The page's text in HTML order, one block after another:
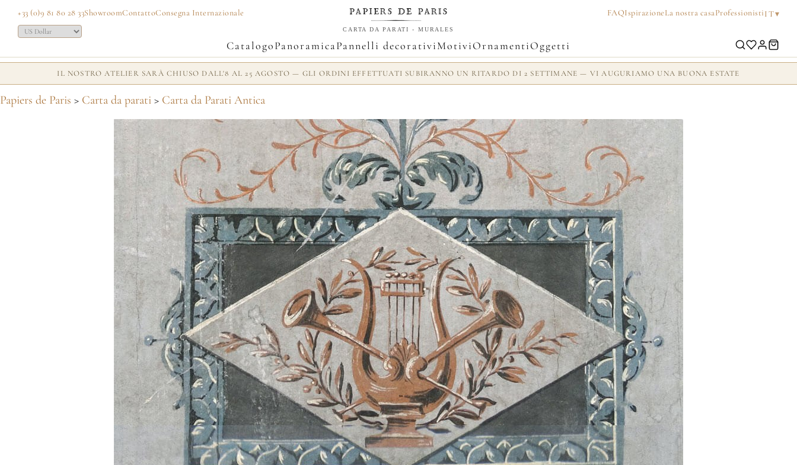
+33 (0)9 81 80 28 33ShowroomContattoConsegna Internazionale FAQIspirazioneLa nostra casaProfessionistiIT▾
CARTA DA PARATI - MURALES
CatalogoPanoramicaPannelli decorativiMotiviOrnamentiOggetti
IL NOSTRO ATELIER SARÀ CHIUSO DALL'8 AL 25 AGOSTO — GLI ORDINI EFFETTUATI SUBIRANNO UN RITARDO DI 2 SETTIMANE — VI AUGURIAMO UNA BUONA ESTATE
Papiers de Paris > Carta da parati > Carta da Parati Antica